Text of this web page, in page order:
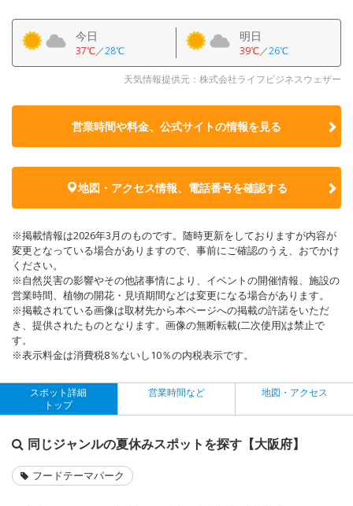
今日
37℃／28℃
明日
39℃／26℃
天気情報提供元：株式会社ライフビジネスウェザー
営業時間や料金、公式サイトの情報を見る
地図・アクセス情報、電話番号を確認する
※掲載情報は2026年3月のものです。随時更新をしておりますが内容が
変更となっている場合がありますので、事前にご確認のうえ、おでかけ
ください。
※自然災害の影響やその他諸事情により、イベントの開催情報、施設の
営業時間、植物の開花・見頃期間などは変更になる場合があります。
※掲載されている画像は取材先から本ページへの掲載の許諾をいただ
き、提供されたものとなります。画像の無断転載(二次使用)は禁止で
す。
※表示料金は消費税8％ないし10％の内税表示です。
スポット詳細
トップ
営業時間など 地図・アクセス
同じジャンルの夏休みスポットを探す【大阪府】
フードテーマパーク